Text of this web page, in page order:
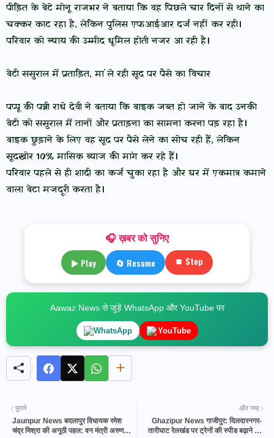
पीड़ित के बेटे मोनू राजभर ने बताया कि वह पिछले चार दिनों से थाने का
चक्कर काट रहा है, लेकिन पुलिस एफआईआर दर्ज नहीं कर रही।
परिवार को न्याय की उम्मीद धूमिल होती नजर आ रही है।
बेटी ससुराल में प्रताड़ित, मां ले रही सूद पर पैसे का विचार
पप्पू की पत्नी राधे देवी ने बताया कि बाइक जब्त हो जाने के बाद उनकी
बेटी को ससुराल में तानों और प्रताड़ना का सामना करना पड़ रहा है।
बाइक छुड़ाने के लिए वह सूद पर पैसे लेने का सोच रही हैं, लेकिन
सूदखोर 10% मासिक ब्याज की मांग कर रहे हैं।
परिवार पहले से ही शादी का कर्ज चुका रहा है और घर में एकमात्र कमाने
वाला बेटा मजदूरी करता है।
🎧 ख़बर को सुनिए
▶ Play 🔄 Resume ⏹ Stop
Aawaz News से जुड़ें WhatsApp और YouTube पर
WhatsApp YouTube
और नया
Ghazipur News गाजीपुर: दिलदारनगर-
तारीघाट रेलखंड पर ट्रेनों की स्पीड बढ़ाने का
पुराने
Jaunpur News बदलापुर विधायक रमेश
चंद्र मिश्रा की अनूठी पहल: वन मंत्री अरुण